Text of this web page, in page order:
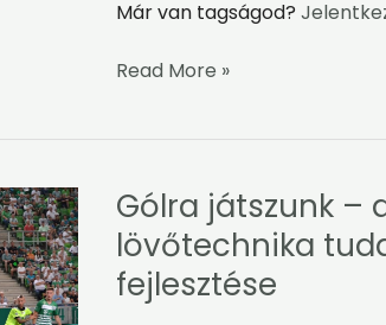
Már van tagságod?
Read More »
Gólra játszunk –
lövőtechnika
fejlesztése
Gólra
játszunk
–
a